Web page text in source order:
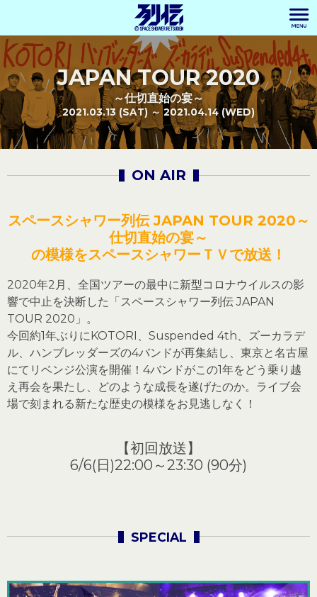
JAPAN TOUR 2020
～仕切直始の宴～
2021.03.13 (SAT) ～ 2021.04.14 (WED)
ON AIR
スペースシャワー列伝 JAPAN TOUR 2020～
仕切直始の宴～
の模様をスペースシャワーＴＶで放送！
2020年2月、全国ツアーの最中に新型コロナウイルスの影
響で中止を決断した「スペースシャワー列伝 JAPAN
TOUR 2020」。
今回約1年ぶりにKOTORI、Suspended 4th、ズーカラデ
ル、ハンブレッダーズの4バンドが再集結し、東京と名古屋
にてリベンジ公演を開催！4バンドがこの1年をどう乗り越
え再会を果たし、どのような成長を遂げたのか。ライブ会
場で刻まれる新たな歴史の模様をお見逃しなく！
【初回放送】
6/6(日)22:00～23:30 (90分)
SPECIAL